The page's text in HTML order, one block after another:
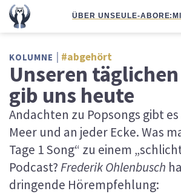
ÜBER UNSEULE-ABO
KOLUMNE #abgehört
Unseren
gib uns heute
Andachten zu Popsongs gibt
Meer und an jeder Ecke. Was
Tage 1 Song“ zu einem
Podcast?Frederik Ohlenbusch
dringende Hörempfehlung: